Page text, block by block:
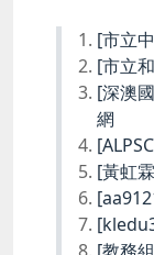
[市立
[市立
[深澳
網
[黃虹